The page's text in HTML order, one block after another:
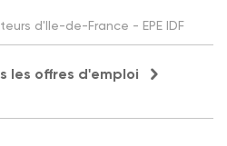
d'Ile-de-France - EPE IDF
les offres d'emploi